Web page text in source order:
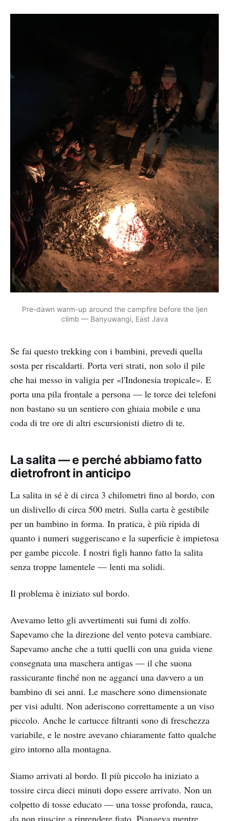
Pre-dawn warm-up around the campfire before the Ijen
climb — Banyuwangi, East Java
Se fai questo trekking con i bambini, prevedi quella
sosta per riscaldarti. Porta veri strati, non solo il pile
che hai messo in valigia per «l'Indonesia tropicale». E
porta una pila frontale a persona — le torce dei telefoni
non bastano su un sentiero con ghiaia mobile e una
coda di tre ore di altri escursionisti dietro di te.
La salita — e perché abbiamo fatto
dietrofront in anticipo
La salita in sé è di circa 3 chilometri fino al bordo, con
un dislivello di circa 500 metri. Sulla carta è gestibile
per un bambino in forma. In pratica, è più ripida di
quanto i numeri suggeriscano e la superficie è impietosa
per gambe piccole. I nostri figli hanno fatto la salita
senza troppe lamentele — lenti ma solidi.
Il problema è iniziato sul bordo.
Avevamo letto gli avvertimenti sui fumi di zolfo.
Sapevamo che la direzione del vento poteva cambiare.
Sapevamo anche che a tutti quelli con una guida viene
consegnata una maschera antigas — il che suona
rassicurante finché non ne agganci una davvero a un
bambino di sei anni. Le maschere sono dimensionate
per visi adulti. Non aderiscono correttamente a un viso
piccolo. Anche le cartucce filtranti sono di freschezza
variabile, e le nostre avevano chiaramente fatto qualche
giro intorno alla montagna.
Siamo arrivati al bordo. Il più piccolo ha iniziato a
tossire circa dieci minuti dopo essere arrivato. Non un
colpetto di tosse educato — una tosse profonda, rauca,
da non riuscire a riprendere fiato. Piangeva mentre